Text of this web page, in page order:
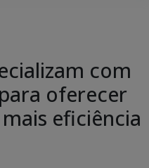
com
oferecer
eficiência